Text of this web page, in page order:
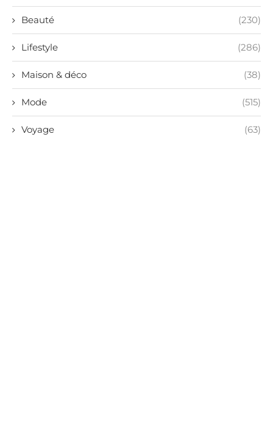
Beauté (230)
Lifestyle (286)
Maison & déco (38)
Mode (515)
Voyage (63)